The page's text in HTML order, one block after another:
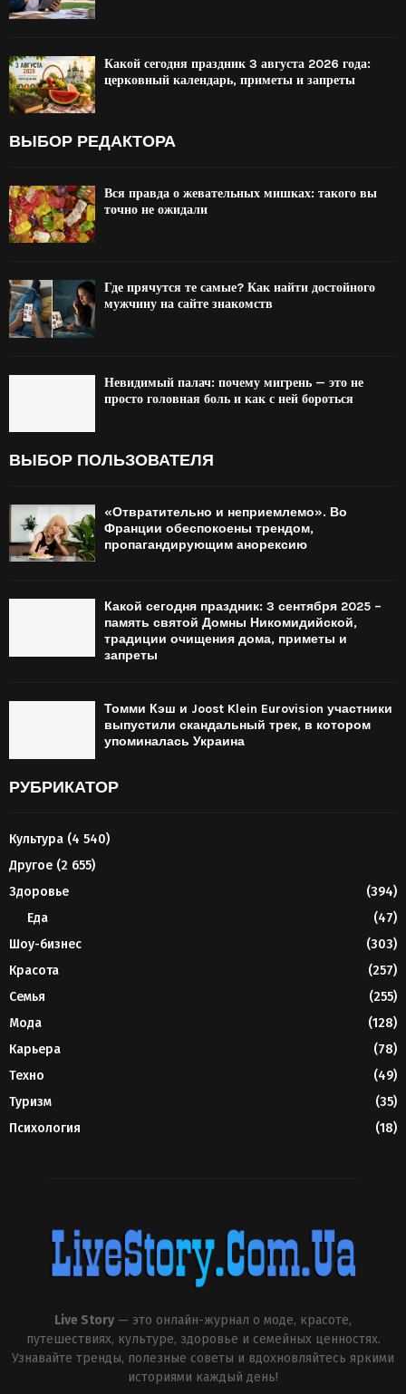
Какой сегодня праздник 3 августа 2026 года:
церковный календарь, приметы и запреты
ВЫБОР РЕДАКТОРА
Вся правда о жевательных мишках: такого вы
точно не ожидали
Где прячутся те самые? Как найти достойного
мужчину на сайте знакомств
Невидимый палач: почему мигрень — это не
просто головная боль и как с ней бороться
ВЫБОР ПОЛЬЗОВАТЕЛЯ
«Отвратительно и неприемлемо». Во
Франции обеспокоены трендом,
пропагандирующим анорексию
Какой сегодня праздник: 3 сентября 2025 –
память святой Домны Никомидийской,
традиции очищения дома, приметы и
запреты
Томми Кэш и Joost Klein Eurovision участники
выпустили скандальный трек, в котором
упоминалась Украина
РУБРИКАТОР
Культура (4 540)
Другое (2 655)
Здоровье
(394)
Еда
(47)
Шоу-бизнес
(303)
Красота
(257)
Семья
(255)
Мода
(128)
Карьера
(78)
Техно
(49)
Туризм
(35)
Психология
(18)
Live Story — это онлайн-журнал о моде, красоте,
путешествиях, культуре, здоровье и семейных ценностях.
Узнавайте тренды, полезные советы и вдохновляйтесь яркими
историями каждый день!